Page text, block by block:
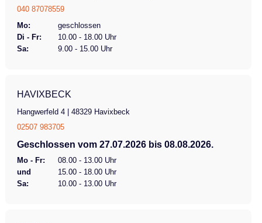
040 87078559
Mo:
geschlossen
Di - Fr:
10.00 - 18.00 Uhr
Sa:
9.00 - 15.00 Uhr
HAVIXBECK
Hangwerfeld 4 | 48329 Havixbeck
02507 983705
Geschlossen vom 27.07.2026 bis 08.08.2026.
Mo - Fr:
08.00 - 13.00 Uhr
und
15.00 - 18.00 Uhr
Sa:
10.00 - 13.00 Uhr